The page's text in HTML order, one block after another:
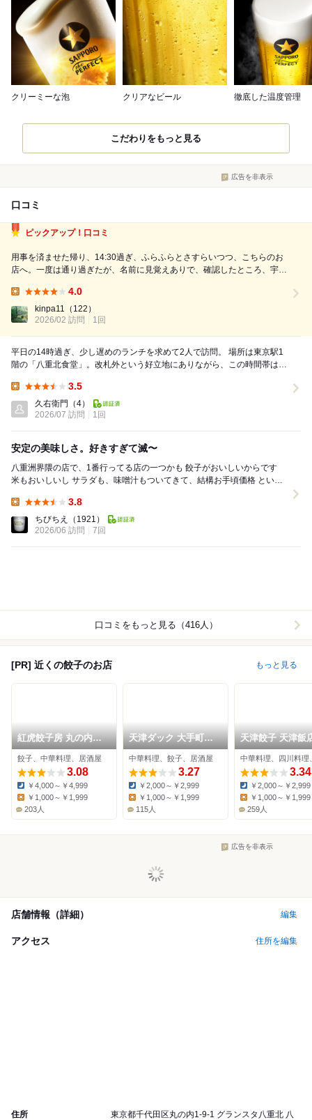
クリーミーな泡 クリアなビール 徹底した温度管理
こだわりをもっと見る
広告を非表示
口コミ
ピックアップ！口コミ
用事を済ませた帰り、14:30過ぎ、ふらふらとさすらいつつ、こちらのお
店へ。一度は通り過ぎたが、名前に見覚えありで、確認したところ、宇都
注文。 ・手包みステーキ餃子 ・海老水餃子 ・栃木県産四季桜 焼き餃子に
はニンニ...
4.0
kinpa11 （122）
2026/02 訪問
1回
平日の14時過ぎ、少し遅めのランチを求めて2人で訪問。 場所は東京駅1
階の「八重北食堂」。改札外という好立地にありながら、この時間帯は混
3.5
久右衛門
（4）
2026/07 訪問
1回
安定の美味しさ。好きすぎて滅〜
八重洲界隈の店で、1番行ってる店の一つかも 餃子がおいしいからです
米もおいしいし サラダも、味噌汁もついてきて、結構お手頃価格 という
3.8
ちびちえ
（1921）
2026/06 訪問
7回
口コミをもっと見る（416人）
[PR] 近くの餃子のお店 もっと見る
紅虎餃子房 丸の内セ
ンタービル店
餃子、中華料理、居酒屋
3.08
Dinner:
￥4,000～￥4,999
￥1,000～￥1,999
203人
天津ダック 大手町フ
ィナンシャルシティグ
ランキューブ店
中華料理、餃子、居酒屋
3.27
Dinner:
￥2,000～￥2,999
￥1,000～￥1,999
115人
天津餃子 天津飯
餃子専門店
中華料理、四川料理
3.34
Dinner:
￥2,000～￥2,999
￥1,000～￥1,999
259人
広告を非表示
店舗情報（詳細） 編集
アクセス 住所を編集
住所 東京都千代田区丸の内1-9-1 グランスタ八重北 八